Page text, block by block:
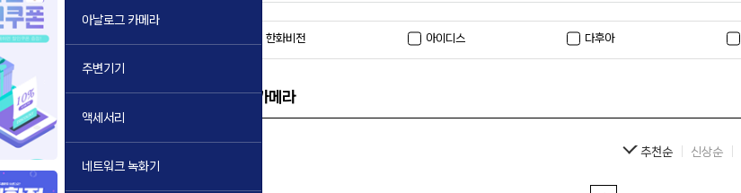
아날로그 카메라
주변기기
액세서리
네트워크 녹화기
한화비전 아이디스 다후아
네트워크 카메라 > 박스카메라
추천순 신상순